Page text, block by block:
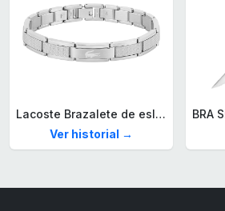
Lacoste Brazalete de eslabón para Hombre Colección STENCIL de Acero inoxidable
Ver historial →